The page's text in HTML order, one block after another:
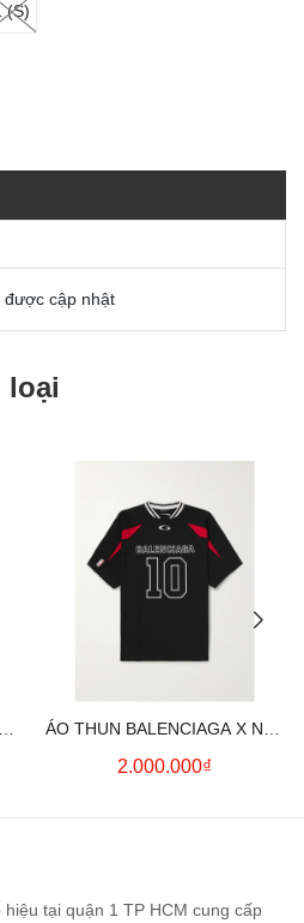
(S)
được cập nhật
loại
ÁO THUN BALENCIAGA X NBA
LOGO COTTON JERSEY T-
2.000.000₫
tại quận 1 TP HCM cung cấp